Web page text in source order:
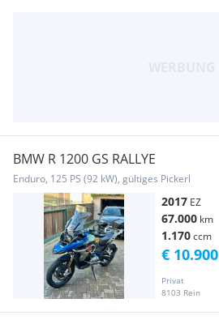
BMW R 1200 GS RALLYE
Enduro, 125 PS (92 kW), gültiges Pickerl
2017 EZ
67.000 km
1.170ccm
Privat
8103 Rein
€ 10.900